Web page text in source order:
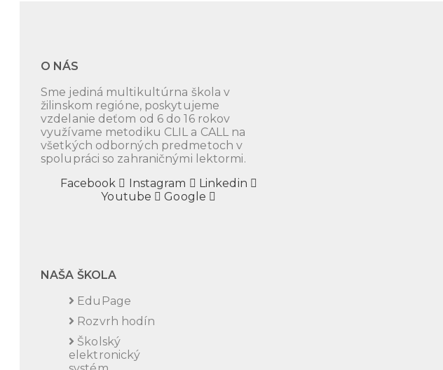
O NÁS
Sme jediná multikultúrna škola v
žilinskom regióne, poskytujeme
vzdelanie deťom od 6 do 16 rokov
využívame metodiku CLIL a CALL na
všetkých odborných predmetoch v
spolupráci so zahraničnými lektormi.
Facebook
Instagram
Linkedin
Youtube
Google
NAŠA ŠKOLA
EduPage
Rozvrh hodín
Školský
elektronický